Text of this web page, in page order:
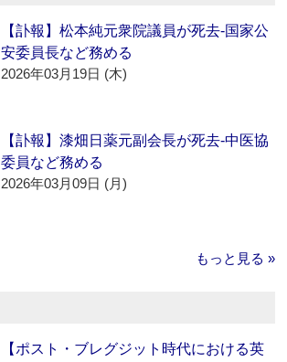
【訃報】松本純元衆院議員が死去‐国家公
安委員長など務める
2026年03月19日 (木)
【訃報】漆畑日薬元副会長が死去‐中医協
委員など務める
2026年03月09日 (月)
もっと見る »
【ポスト・ブレグジット時代における英